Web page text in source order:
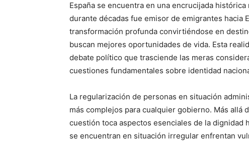
España se encuentra en una encrucijada
durante décadas fue emisor de emigrantes hacia
transformación profunda convirtiéndose en
buscan mejores oportunidades de vida. Esta
debate político que trasciende las meras
cuestiones fundamentales sobre identidad
La regularización de personas en situación
más complejos para cualquier gobierno. Más
cuestión toca aspectos esenciales de la dignidad
se encuentran en situación irregular enfrentan